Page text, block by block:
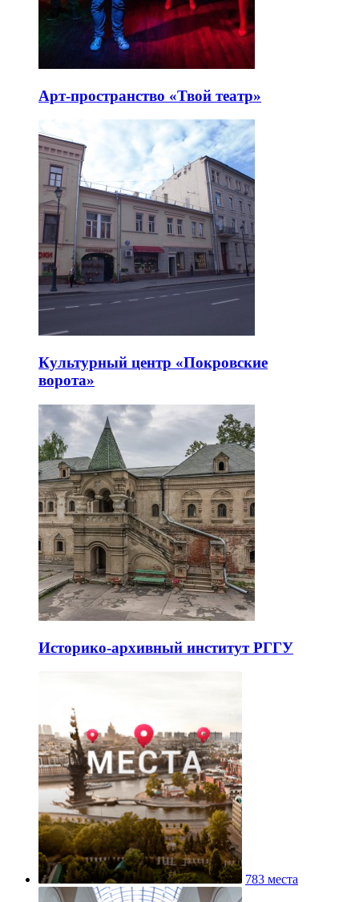
Арт-пространство «Твой театр»
Культурный центр «Покровские
ворота»
Историко-архивный институт РГГУ
783 места